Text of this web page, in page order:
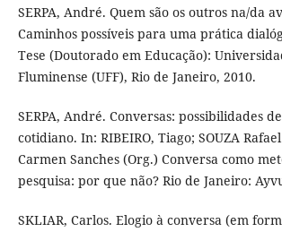
SERPA, André. Quem são os outros na/da
Caminhos possíveis para uma prática
Tese (Doutorado em Educação):
Fluminense (UFF), Rio de Janeiro, 2010.
SERPA, André. Conversas: possibilidades
cotidiano. In: RIBEIRO, Tiago; SOUZA
Carmen Sanches (Org.) Conversa como
pesquisa: por que não? Rio de Janeiro:
SKLIAR, Carlos. Elogio à conversa (em